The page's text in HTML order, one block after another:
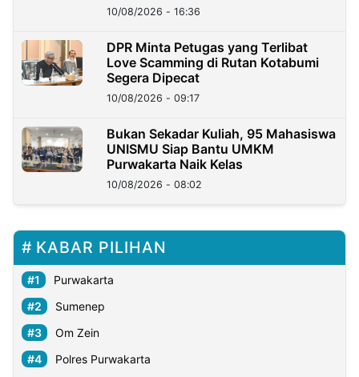
10/08/2026 - 16:36
DPR Minta Petugas yang Terlibat
Love Scamming di Rutan Kotabumi
Segera Dipecat
10/08/2026 - 09:17
Bukan Sekadar Kuliah, 95 Mahasiswa
UNISMU Siap Bantu UMKM
Purwakarta Naik Kelas
10/08/2026 - 08:02
KABAR PILIHAN
Purwakarta
Sumenep
Om Zein
Polres Purwakarta